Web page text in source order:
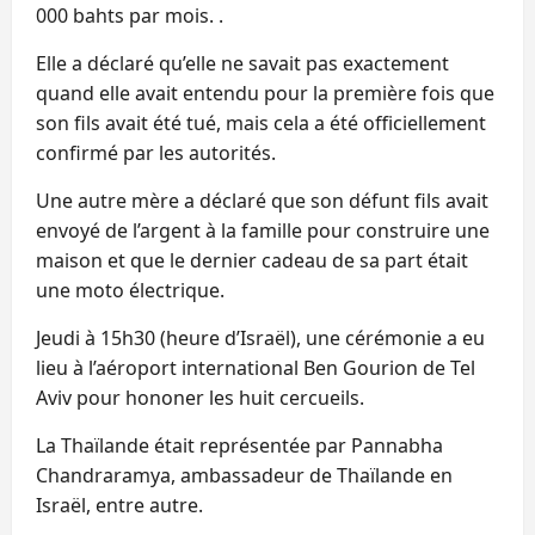
000 bahts par mois. .
Elle a déclaré qu’elle ne savait pas exactement
quand elle avait entendu pour la première fois que
son fils avait été tué, mais cela a été officiellement
confirmé par les autorités.
Une autre mère a déclaré que son défunt fils avait
envoyé de l’argent à la famille pour construire une
maison et que le dernier cadeau de sa part était
une moto électrique.
Jeudi à 15h30 (heure d’Israël), une cérémonie a eu
lieu à l’aéroport international Ben Gourion de Tel
Aviv pour hononer les huit cercueils.
La Thaïlande était représentée par Pannabha
Chandraramya, ambassadeur de Thaïlande en
Israël, entre autre.